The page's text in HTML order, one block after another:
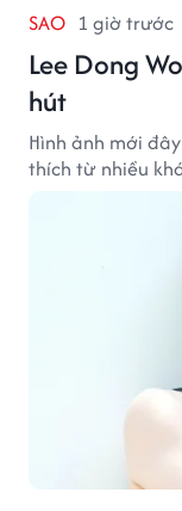
SAO 1 giờ trước
Lee Dong
hút
Hình ảnh mới
thích từ nhiều